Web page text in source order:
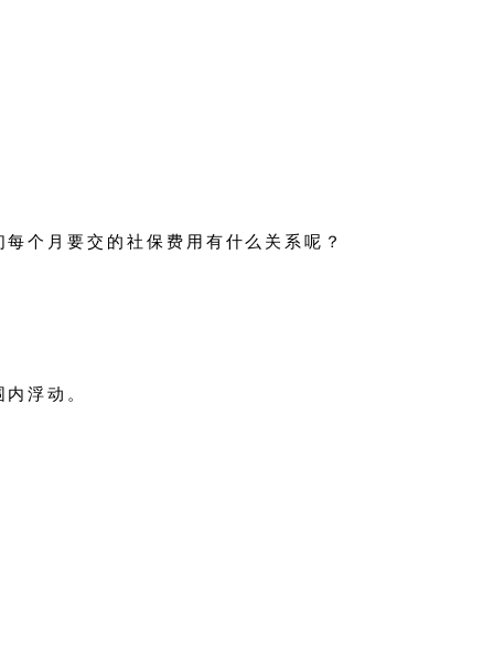
个月要交的社保费用有什么关系呢？
浮动。